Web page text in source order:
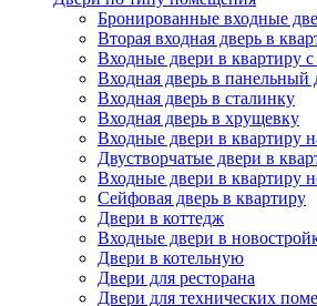
Бронированные входные
Вторая входная дверь в
Входные двери в квартиру
Входная дверь в панельный
Входная дверь в сталинку
Входная дверь в хрущевку
Входные двери в квартиру
Двустворчатые двери в
Входные двери в квартиру
Сейфовая дверь в квартиру
Двери в коттедж
Входные двери в
Двери в котельную
Двери для ресторана
Двери для технических